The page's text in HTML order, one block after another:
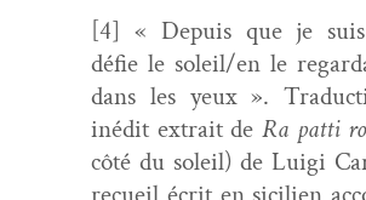
[4] « Depuis que je
défie le soleil/en le
dans les yeux ».
inédit extrait deRa pat­ti
côté du soleil) de Lui­gi